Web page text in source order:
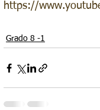
https://
Grado 8 -1